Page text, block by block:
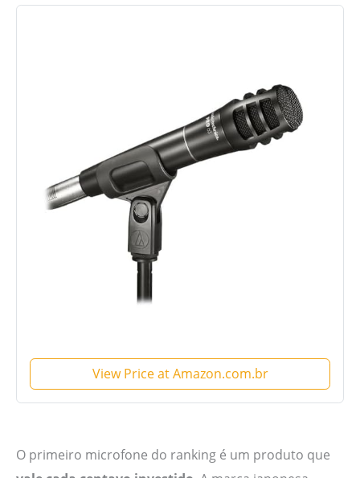
View Price at Amazon.com.br
O primeiro microfone do ranking é um produto que